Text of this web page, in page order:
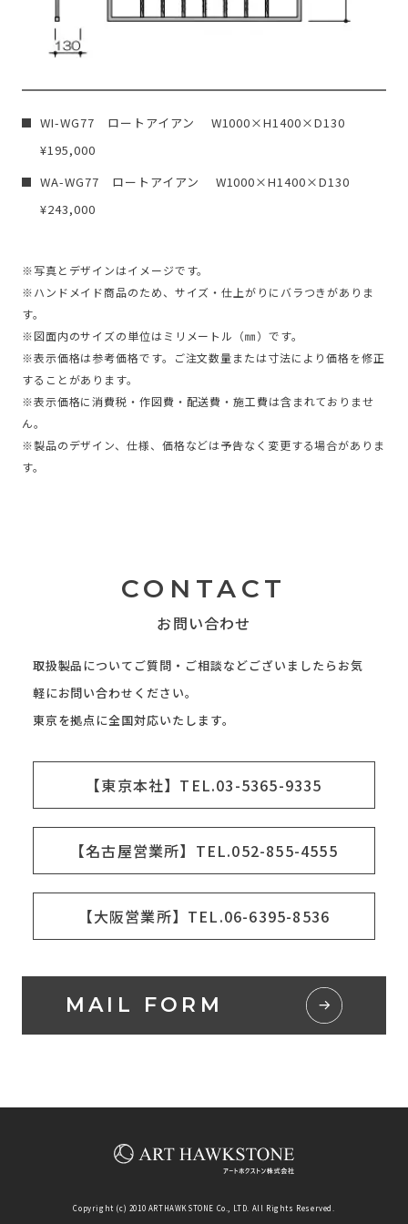
WI-WG77 ロートアイアン W1000×H1400×D130
¥195,000
WA-WG77 ロートアイアン W1000×H1400×D130
¥243,000
※写真とデザインはイメージです。
※ハンドメイド商品のため、サイズ・仕上がりにバラつきがありま
す。
※図面内のサイズの単位はミリメートル（㎜）です。
※表示価格は参考価格です。ご注文数量または寸法により価格を修正
することがあります。
※表示価格に消費税・作図費・配送費・施工費は含まれておりませ
ん。
※製品のデザイン、仕様、価格などは予告なく変更する場合がありま
す。
CONTACT
お問い合わせ
取扱製品についてご質問・ご相談などございましたらお気
軽にお問い合わせください。
東京を拠点に全国対応いたします。
【東京本社】TEL.03-5365-9335
【名古屋営業所】TEL.052-855-4555
【大阪営業所】TEL.06-6395-8536
MAIL FORM
Copyright (c) 2010 ARTHAWKSTONE Co., LTD. All Rights Reserved.